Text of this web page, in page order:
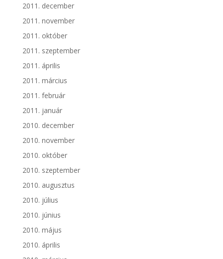
2011. december
2011. november
2011. október
2011. szeptember
2011. április
2011. március
2011. február
2011. január
2010. december
2010. november
2010. október
2010. szeptember
2010. augusztus
2010. július
2010. június
2010. május
2010. április